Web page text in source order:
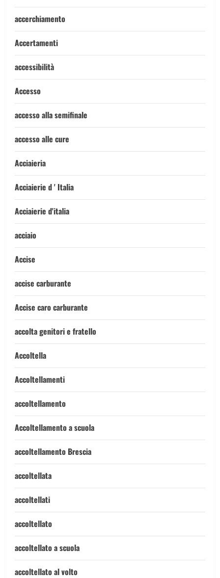
accerchiamento
Accertamenti
accessibilità
Accesso
accesso alla semifinale
accesso alle cure
Acciaieria
Acciaierie d ' Italia
Acciaierie d'italia
acciaio
Accise
accise carburante
Accise caro carburante
accolta genitori e fratello
Accoltella
Accoltellamenti
accoltellamento
Accoltellamento a scuola
accoltellamento Brescia
accoltellata
accoltellati
accoltellato
accoltellato a scuola
accoltellato al volto